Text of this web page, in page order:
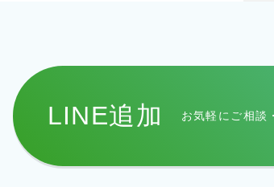
LINE追加 お気軽にご相談・